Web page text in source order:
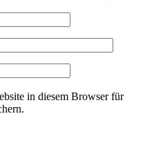
in diesem Browser für